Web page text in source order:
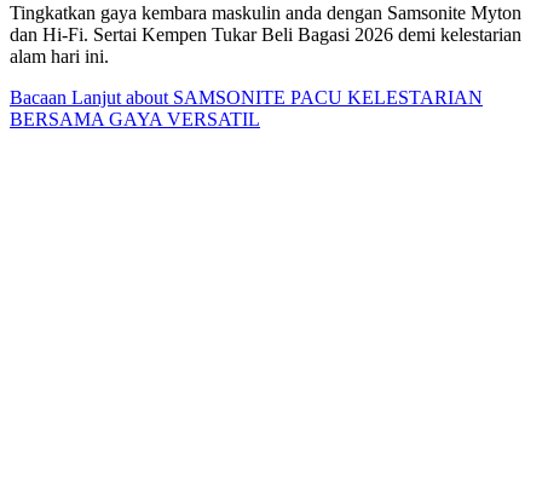
Tingkatkan gaya kembara maskulin anda dengan Samsonite Myton
dan Hi-Fi. Sertai Kempen Tukar Beli Bagasi 2026 demi kelestarian
alam hari ini.
Bacaan Lanjut about SAMSONITE PACU KELESTARIAN
BERSAMA GAYA VERSATIL